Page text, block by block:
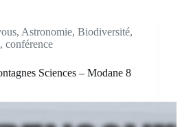
, Astronomie, Biodiversité,
, conférence
Sciences – Modane 8